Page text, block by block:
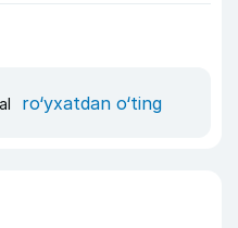
ro‘yxatdan o‘ting